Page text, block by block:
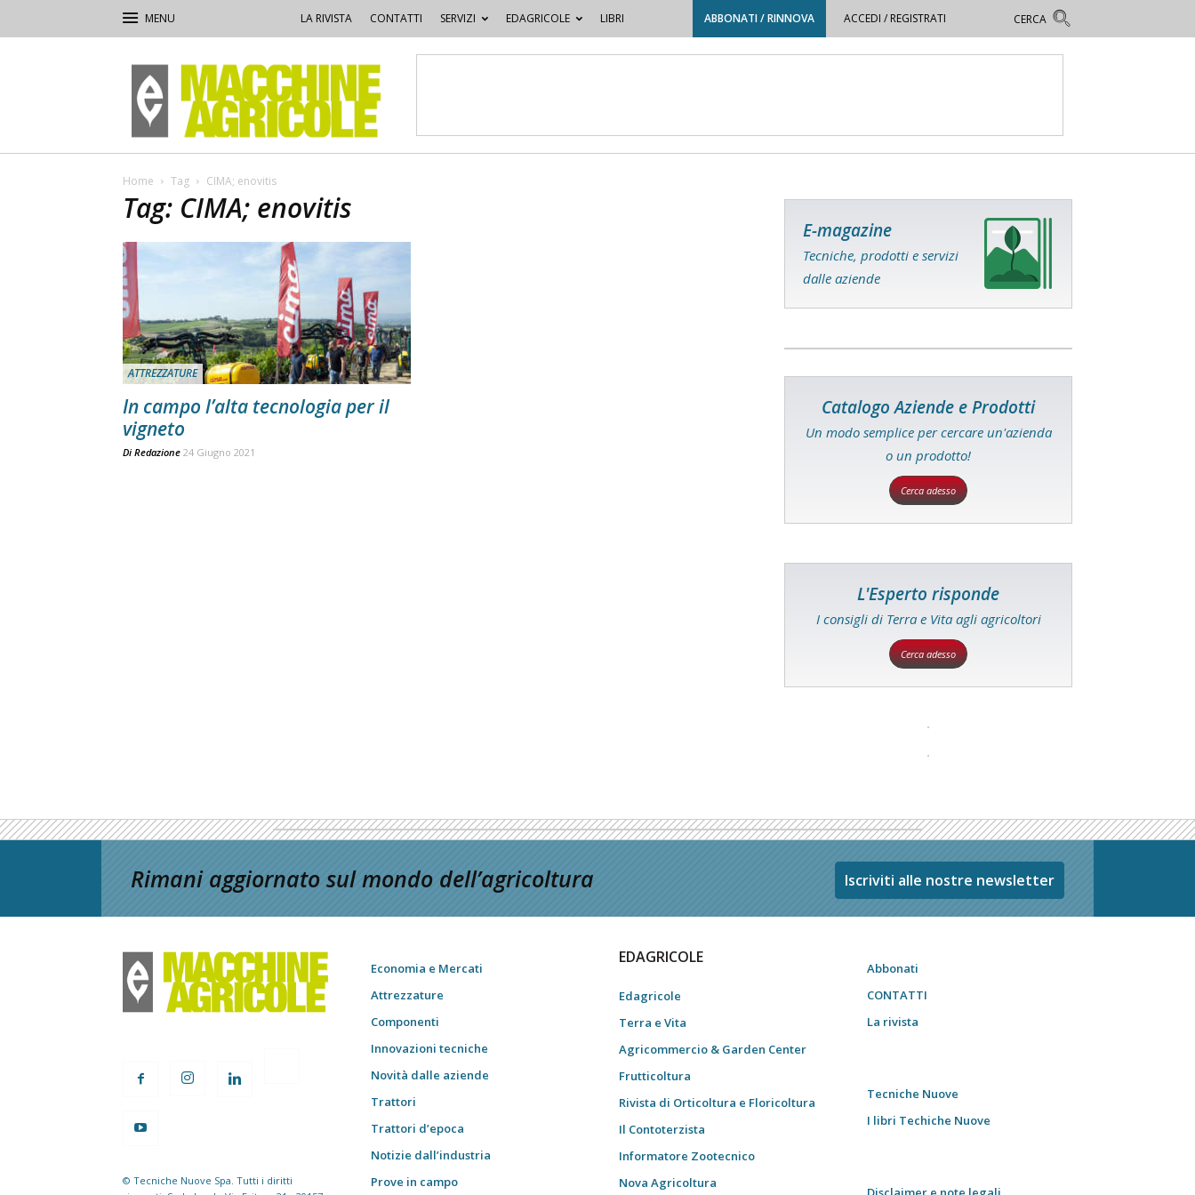
LA RIVISTA CONTATTI SERVIZI EDAGRICOLE LIBRI ABBONATI / RINNOVA ACCEDI / REGISTRATI
Macchine
Agricole
Home Tag CIMA; enovitis
Tag: CIMA; enovitis
ATTREZZATURE
In campo l’alta tecnologia per il
vigneto
Di Redazione 24 Giugno 2021
E-magazine
Tecniche, prodotti e servizi
dalle aziende
Catalogo Aziende e Prodotti
Un modo semplice per cercare un'azienda
o un prodotto!
Cerca adesso
L'Esperto risponde
I consigli di Terra e Vita agli agricoltori
Cerca adesso
Rimani aggiornato sul mondo dell’agricoltura Iscriviti alle nostre newsletter
© Tecniche Nuove Spa. Tutti i diritti
Economia e Mercati
Attrezzature
Componenti
Innovazioni tecniche
Novità dalle aziende
Trattori
Trattori d’epoca
Notizie dall’industria
Prove in campo
EDAGRICOLE
Edagricole
Terra e Vita
Agricommercio & Garden Center
Frutticoltura
Rivista di Orticoltura e Floricoltura
Il Contoterzista
Informatore Zootecnico
Nova Agricoltura
Abbonati
CONTATTI
La rivista
Tecniche Nuove
I libri Techiche Nuove